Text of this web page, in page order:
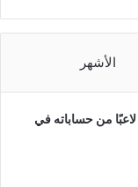
الأشهر
من حساباته في